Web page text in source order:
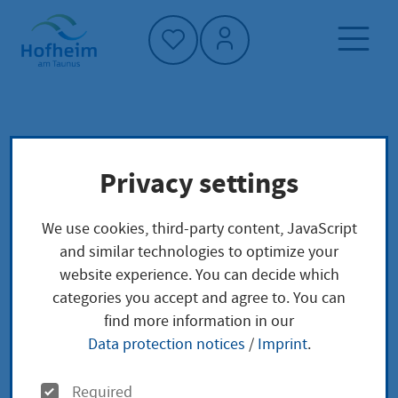
Home"
Nachlasspflegschaft beantragen
Nachlasspflegschaft
beantragen
Privacy settings
We use cookies, third-party content, JavaScript
and similar technologies to optimize your
website experience. You can decide which
categories you accept and agree to. You can
find more information in our
Data protection notices / Imprint.
O
Required